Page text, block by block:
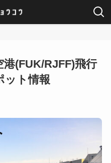
港(FUK/RJFF)飛行
ット情報